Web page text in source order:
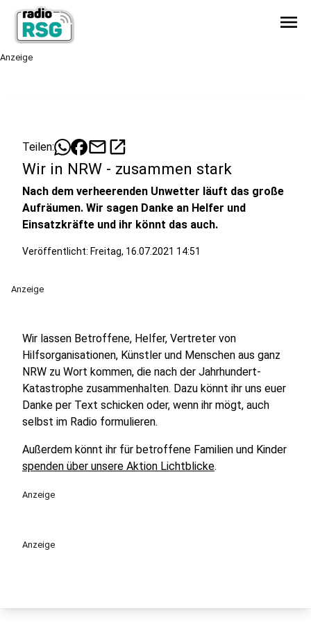
menu
Anzeige
Teilen: mailopen_in_new
Wir in NRW - zusammen stark
Nach dem verheerenden Unwetter läuft das große
Aufräumen. Wir sagen Danke an Helfer und
Einsatzkräfte und ihr könnt das auch.
Veröffentlicht: Freitag, 16.07.2021 14:51
Anzeige
Wir lassen Betroffene, Helfer, Vertreter von
Hilfsorganisationen, Künstler und Menschen aus ganz
NRW zu Wort kommen, die nach der Jahrhundert-
Katastrophe zusammenhalten. Dazu könnt ihr uns euer
Danke per Text schicken oder, wenn ihr mögt, auch
selbst im Radio formulieren.
Außerdem könnt ihr für betroffene Familien und Kinder
spenden über unsere Aktion Lichtblicke.
Anzeige
Anzeige